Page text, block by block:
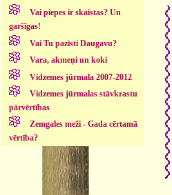
Vai piepes ir skaistas? Un
garšīgas!
Vai Tu pazīsti Daugavu?
Vara, akmeņi un koki
Vidzemes jūrmala 2007-2012
Vidzemes jūrmalas stāvkrastu
pārvērtības
Zemgales meži - Gada cērtamā
vērtība?